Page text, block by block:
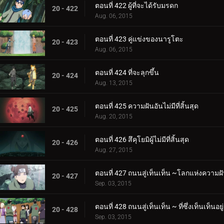
20 - 422 ตอนที่ 422 ผู้ที่จะได้รับมรดก
Aug. 06, 2015
20 - 423 ตอนที่ 423 คู่แข่งของนารูโตะ
Aug. 06, 2015
20 - 424 ตอนที่ 424 ที่จะลุกขึ้น
Aug. 13, 2015
20 - 425 ตอนที่ 425 ความฝันอันไม่มีที่สิ้นสุด
Aug. 20, 2015
20 - 426 ตอนที่ 426 สึคุโยมิผู้ไม่มีที่สิ้นสุด
Aug. 27, 2015
20 - 427 ตอนที่ 427 ถนนสู่เท็นเท็น ~โลกแห่งความ
Sep. 03, 2015
20 - 428 ตอนที่ 428 ถนนสู่เท็นเท็น ~ ที่ซึ่งเท็นเท็นอยู่
Sep. 03, 2015